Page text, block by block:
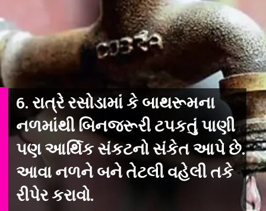
6. રાત્રે રસોડામાં કે બાથરૂમના
નળમાંથી બિનજરૂરી ટપકતું પાણી
પણ આર્થિક સંકટનો સંકેત આપે છે.
આવા નળને બને તેટલી વહેલી તકે
રીપેર કરાવો.